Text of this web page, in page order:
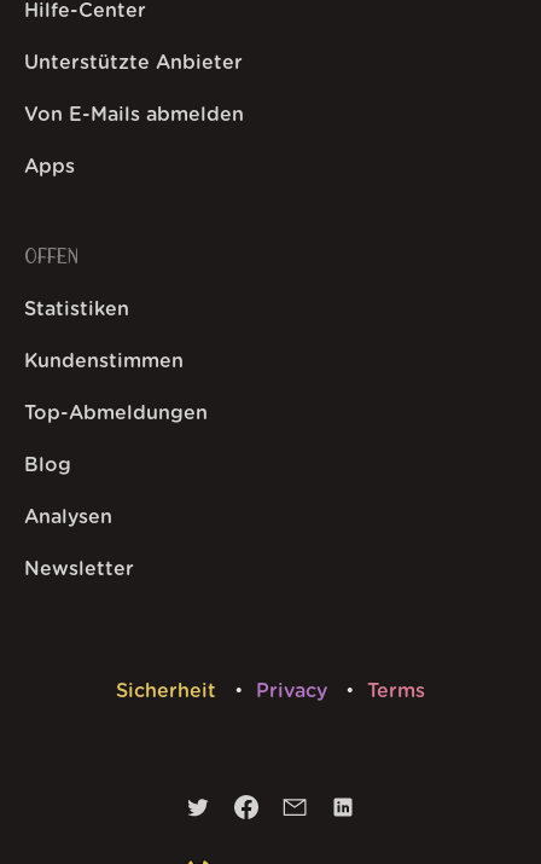
Hilfe-Center
Unterstützte Anbieter
Von E-Mails abmelden
Apps
OFFEN
Statistiken
Kundenstimmen
Top-Abmeldungen
Blog
Analysen
Newsletter
Sicherheit Privacy Terms